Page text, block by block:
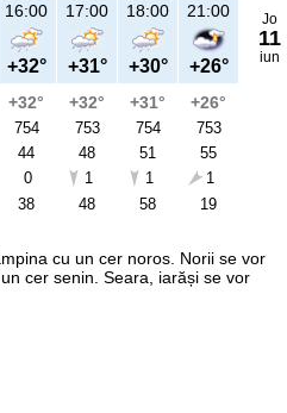
16:00
+32°
+32°
754
44
0
38
17:00
+31°
+32°
753
48
1
48
18:00
+30°
+31°
754
51
1
58
21:00
+26°
+26°
753
55
1
19
Jo
11
iun
cu un cer noros. Norii se vor
cer senin. Seara, iarăși se vor